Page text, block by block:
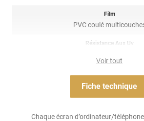
Film
PVC coulé
Résistance Aux Uv
Acrylique solvant, sensible à la
Voir tout
Fiche technique
Chaque écran d’ordinateur/